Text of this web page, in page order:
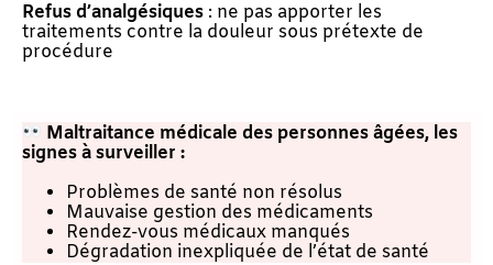
Refus d’analgésiques : ne pas apporter les
traitements contre la douleur sous prétexte de
procédure
Maltraitance médicale des personnes âgées, les
signes à surveiller :
Problèmes de santé non résolus
Mauvaise gestion des médicaments
Rendez-vous médicaux manqués
Dégradation inexpliquée de l’état de santé